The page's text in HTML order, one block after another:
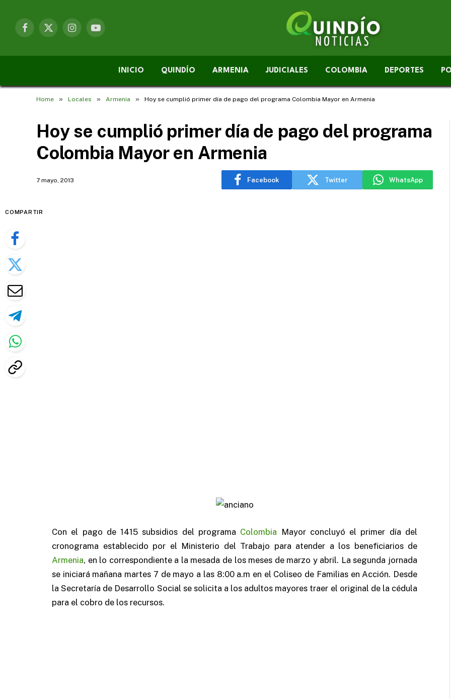
Facebook
X
InstagramYouTube
INICIO QUINDÍO ARMENIA JUDICIALES COLOMBIA DEPORTES
Home » Locales » Armenia » Hoy se cumplió primer día de pago del programa Colombia Mayor en Armenia
Hoy se cumplió primer día de pago del programa
Colombia Mayor en Armenia
7 mayo, 2013 Facebook Twitter WhatsApp
COMPARTIR
Con el pago de 1415 subsidios del programa Colombia Mayor concluyó el primer día del
cronograma establecido por el Ministerio del Trabajo para atender a los beneficiarios de
Armenia, en lo correspondiente a la mesada de los meses de marzo y abril. La segunda jornada
se iniciará mañana martes 7 de mayo a las 8:00 a.m en el Coliseo de Familias en Acción. Desde
la Secretaría de Desarrollo Social se solicita a los adultos mayores traer el original de la cédula
para el cobro de los recursos.